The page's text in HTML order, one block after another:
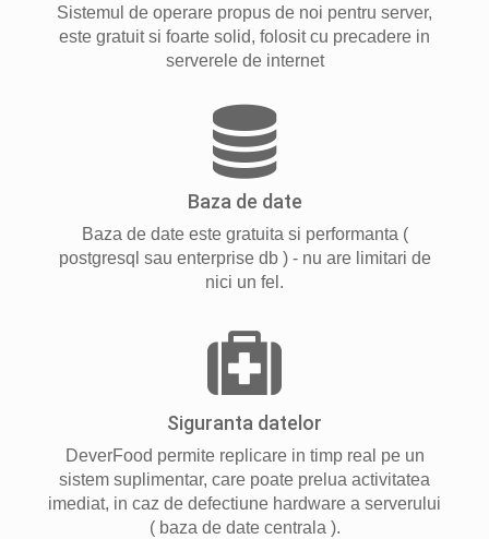
Sistemul de operare propus de noi pentru server,
este gratuit si foarte solid, folosit cu precadere in
serverele de internet
Baza de date
Baza de date este gratuita si performanta (
postgresql sau enterprise db ) - nu are limitari de
nici un fel.
Siguranta datelor
DeverFood permite replicare in timp real pe un
sistem suplimentar, care poate prelua activitatea
imediat, in caz de defectiune hardware a serverului
( baza de date centrala ).